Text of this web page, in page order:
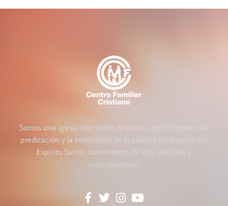
Somos una iglesia con visión de reino, cuyo enfoque es la
predicación y la enseñanza de la palabra en el poder del
Espíritu Santo, como norma de vida personal y
congregacional.